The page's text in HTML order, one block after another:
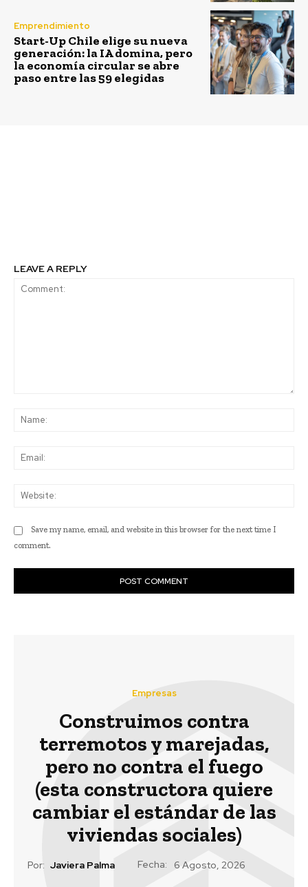
Emprendimiento
Start-Up Chile elige su nueva
generación: la IA domina, pero
la economía circular se abre
paso entre las 59 elegidas
LEAVE A REPLY
Save my name, email, and website in this browser for the next time I
comment.